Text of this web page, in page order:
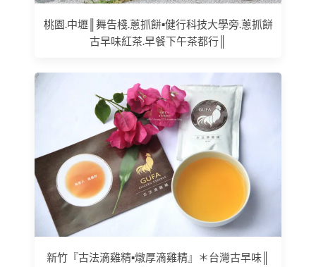
桃園.中壢║舞告棧.蔥抓餅▪健行科技大學旁.蔥抓餅
古早味紅茶.早餐下午茶都行║
新竹『古法滴雞精▪燉厚滴雞精』＊台灣古早味║